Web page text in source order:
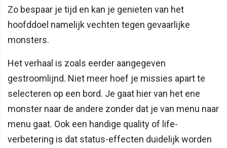
Zo bespaar je tijd en kan je genieten van het
hoofddoel namelijk vechten tegen gevaarlijke
monsters.
Het verhaal is zoals eerder aangegeven
gestroomlijnd. Niet meer hoef je missies apart te
selecteren op een bord. Je gaat hier van het ene
monster naar de andere zonder dat je van menu naar
menu gaat. Ook een handige quality of life-
verbetering is dat status-effecten duidelijk worden